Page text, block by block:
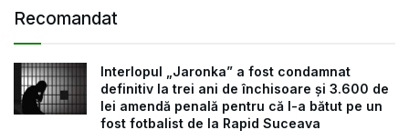
Recomandat
Interlopul „Jaronka” a fost condamnat
definitiv la trei ani de închisoare și 3.600 de
lei amendă penală pentru că l-a bătut pe un
fost fotbalist de la Rapid Suceava